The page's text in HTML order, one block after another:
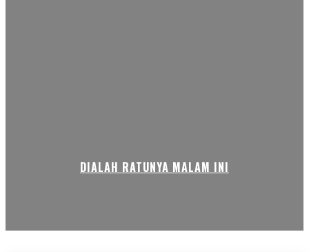
DIALAH RATUNYA MALAM INI